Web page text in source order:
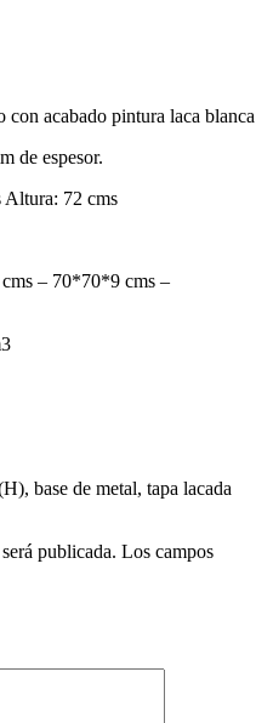
con acabado pintura laca blanca
de espesor.
72 cms
– 70*70*9 cms –
base de metal, tapa lacada
publicada. Los campos